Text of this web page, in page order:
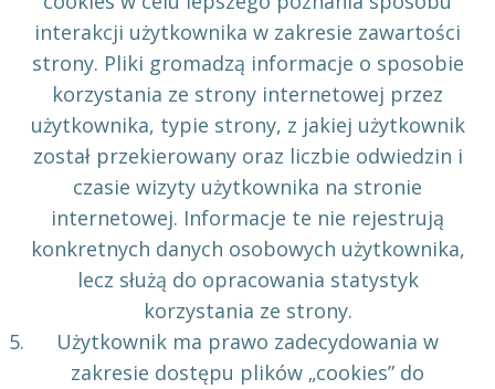
interakcji użytkownika w zakresie zawartości
strony. Pliki gromadzą informacje o sposobie
korzystania ze strony internetowej przez
użytkownika, typie strony, z jakiej użytkownik
został przekierowany oraz liczbie odwiedzin i
czasie wizyty użytkownika na stronie
internetowej. Informacje te nie rejestrują
konkretnych danych osobowych użytkownika,
lecz służą do opracowania statystyk
korzystania ze strony.
Użytkownik ma prawo zadecydowania w
zakresie dostępu plików „cookies” do